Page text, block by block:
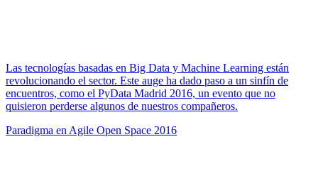
Las tecnologías basadas en Big Data y Machine Learning están
revolucionando el sector. Este auge ha dado paso a un sinfín de
encuentros, como el PyData Madrid 2016, un evento que no
quisieron perderse algunos de nuestros compañeros.
Paradigma en Agile Open Space 2016